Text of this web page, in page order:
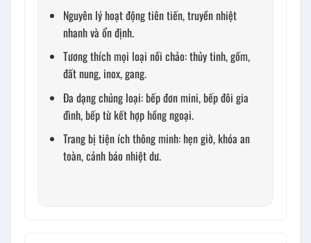
Nguyên lý hoạt động tiên tiến, truyền nhiệt
nhanh và ổn định.
Tương thích mọi loại nồi chảo: thủy tinh, gốm,
đất nung, inox, gang.
Đa dạng chủng loại: bếp đơn mini, bếp đôi gia
đình, bếp từ kết hợp hồng ngoại.
Trang bị tiện ích thông minh: hẹn giờ, khóa an
toàn, cảnh báo nhiệt dư.